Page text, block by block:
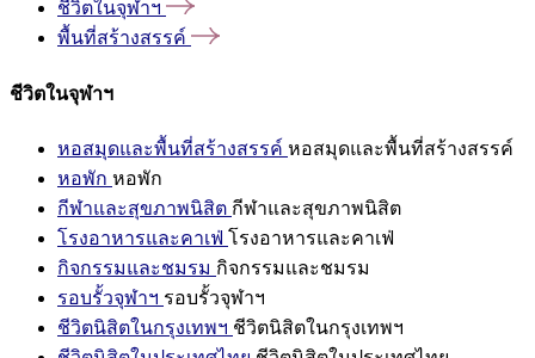
ชีวิตในจุฬาฯ
พื้นที่สร้างสรรค์
ชีวิตในจุฬาฯ
หอสมุดและพื้นที่สร้างสรรค์ หอสมุดและพื้นที่สร้างสรรค์
หอพัก หอพัก
กีฬาและสุขภาพนิสิต กีฬาและสุขภาพนิสิต
โรงอาหารและคาเฟ่ โรงอาหารและคาเฟ่
กิจกรรมและชมรม กิจกรรมและชมรม
รอบรั้วจุฬาฯ รอบรั้วจุฬาฯ
ชีวิตนิสิตในกรุงเทพฯ ชีวิตนิสิตในกรุงเทพฯ